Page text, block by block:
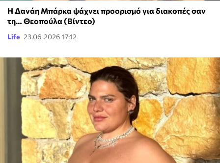
Η Δανάη Μπάρκα ψάχνει προορισμό για διακοπές σαν
τη… Θεοπούλα (Βίντεο)
Life 23.06.2026 17:12